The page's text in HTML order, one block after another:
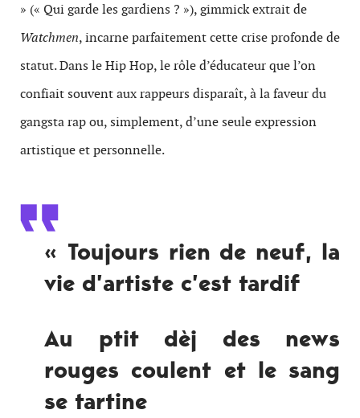
» (« Qui garde les gar­di­ens ? »), gim­mick extrait de
Watchmen, incarne par­faite­ment cette crise pro­fonde de
statut. Dans le Hip Hop, le rôle d’éducateur que l’on
con­fi­ait sou­vent aux rappeurs dis­paraît, à la faveur du
gangsta rap ou, sim­ple­ment, d’une seule expres­sion
artis­tique et personnelle.
« Tou­jours rien de neuf, la
vie d’artiste c’est tardif
Au ptit dèj des news
rouges coulent et le sang
se tartine